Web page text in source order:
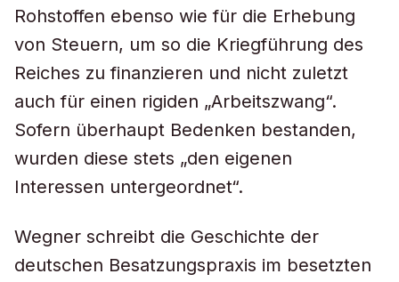
Rohstoffen ebenso wie für die Erhebung
von Steuern, um so die Kriegführung des
Reiches zu finanzieren und nicht zuletzt
auch für einen rigiden „Arbeitszwang“.
Sofern überhaupt Bedenken bestanden,
wurden diese stets „den eigenen
Interessen untergeordnet“.
Wegner schreibt die Geschichte der
deutschen Besatzungspraxis im besetzten